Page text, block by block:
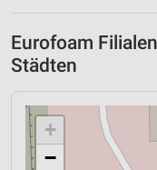
Eurofoam
Städten
+
−